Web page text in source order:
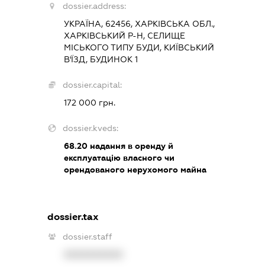
dossier.address:
УКРАЇНА, 62456, ХАРКІВСЬКА ОБЛ.,
ХАРКІВСЬКИЙ Р-Н, СЕЛИЩЕ
МІСЬКОГО ТИПУ БУДИ, КИЇВСЬКИЙ
В'ЇЗД, БУДИНОК 1
dossier.capital:
172 000 грн.
dossier.kveds:
68.20надання в оренду й
експлуатацію власного чи
орендованого нерухомого майна
dossier.tax
dossier.staff